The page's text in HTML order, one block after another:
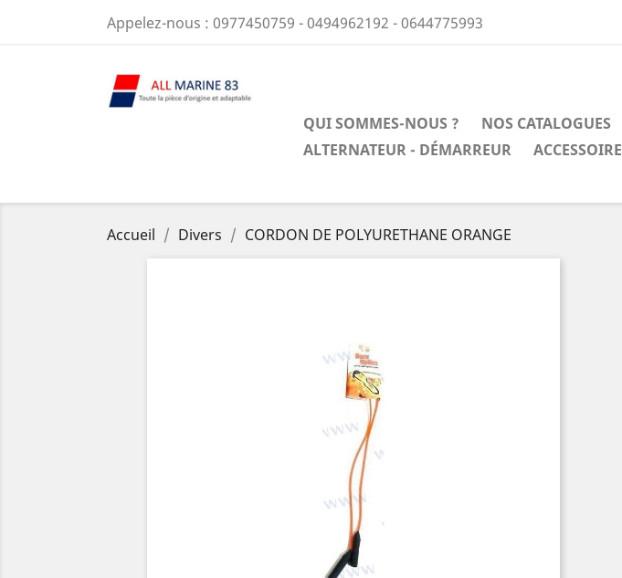
Appelez-nous : 0977450759 - 0494962192 - 0644775993
QUI SOMMES-NOUS ? NOS CATALOGUES
ALTERNATEUR - DÉMARREUR
ACCESSOIRE
Accueil Divers CORDON DE POLYURETHANE ORANGE